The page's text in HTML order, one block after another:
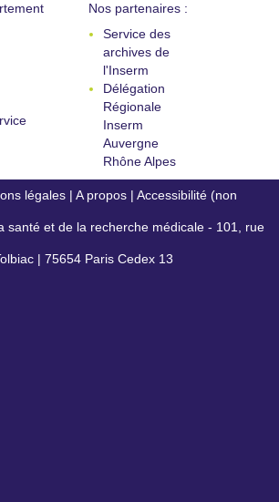
Nos partenaires :
Service des
archives de
l'Inserm
Délégation
Régionale
Inserm
Auvergne
Rhône Alpes
légales | A propos | Accessibilité (non
conforme)
santé et de la recherche médicale - 101, rue
| 75654 Paris Cedex 13